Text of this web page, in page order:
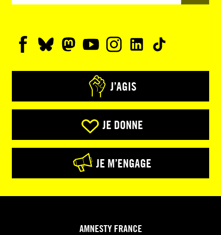
J’AGIS
JE DONNE
JE M’ENGAGE
AMNESTY FRANCE